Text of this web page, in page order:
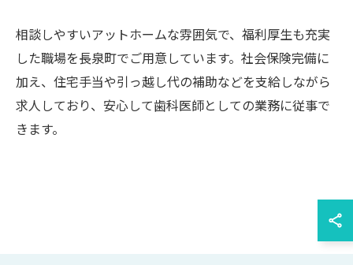
相談しやすいアットホームな雰囲気で、福利厚生も充実
した職場を長泉町でご用意しています。社会保険完備に
加え、住宅手当や引っ越し代の補助などを支給しながら
求人しており、安心して歯科医師としての業務に従事で
きます。